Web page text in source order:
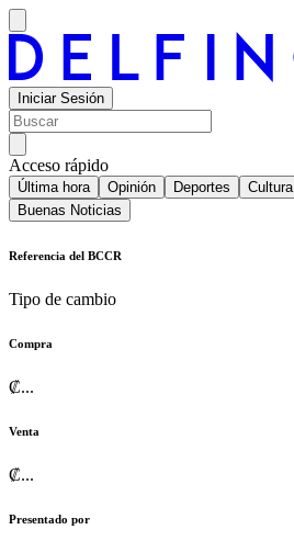
Iniciar Sesión
Acceso rápido
Última hora Opinión Deportes Cultura
Buenas Noticias
Referencia del BCCR
Tipo de cambio
Compra
₡...
Venta
₡...
Presentado por